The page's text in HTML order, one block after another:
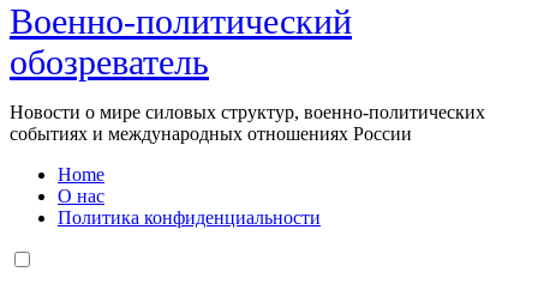
Военно-политический
обозреватель
Новости о мире силовых структур, военно-политических
событиях и международных отношениях России
Home
О нас
Политика конфиденциальности